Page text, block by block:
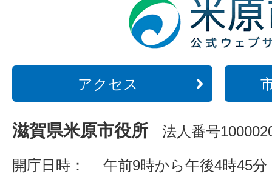
アクセス
滋賀県米原市役所 法人番号
開庁日時：
午前9時から午後4時45分